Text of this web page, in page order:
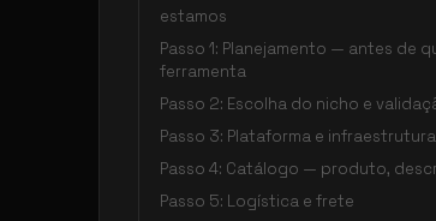
estamos
Passo 1: Planejamento — antes de
ferramenta
Passo 2: Escolha do nicho e
Passo 3: Plataforma e infraestrutura
Passo 4: Catálogo — produto,
Passo 5: Logística e frete